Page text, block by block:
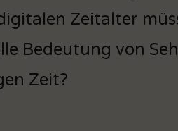
Zeitalter
Bedeutung von
Zeit?